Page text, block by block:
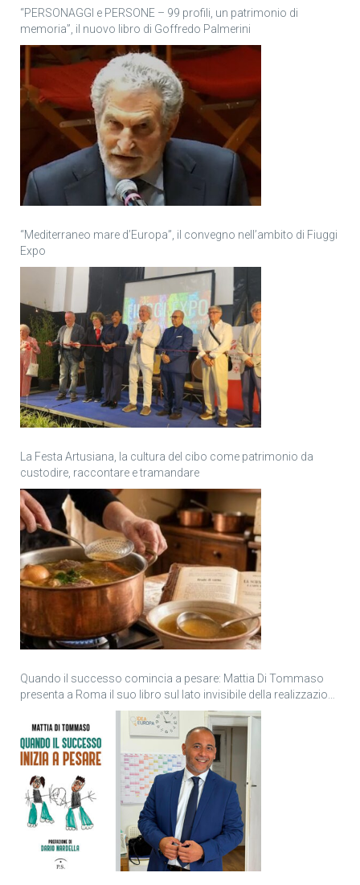
“PERSONAGGI e PERSONE – 99 profili, un patrimonio di
memoria”, il nuovo libro di Goffredo Palmerini
“Mediterraneo mare d’Europa”, il convegno nell’ambito di Fiuggi
Expo
La Festa Artusiana, la cultura del cibo come patrimonio da
custodire, raccontare e tramandare
Quando il successo comincia a pesare: Mattia Di Tommaso
presenta a Roma il suo libro sul lato invisibile della realizzazione